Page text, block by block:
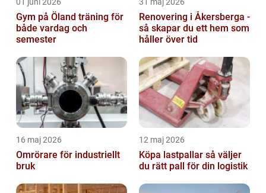
Gym på Öland träning för
både vardag och
semester
Renovering i Åkersberga -
så skapar du ett hem som
håller över tid
16 maj 2026
Omrörare för industriellt
bruk
12 maj 2026
Köpa lastpallar så väljer
du rätt pall för din logistik